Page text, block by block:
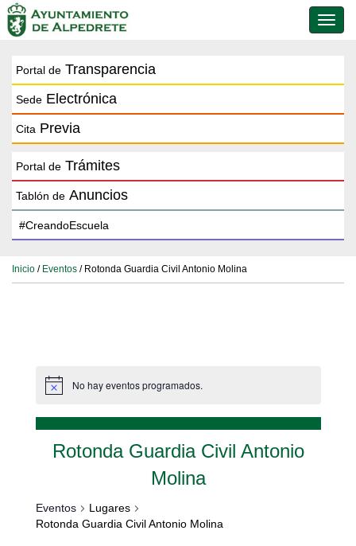
de
Portal de Transparencia
Sede Electrónica
Cita Previa
Portal de Trámites
Tablón de Anuncios
Inicio / Eventos / Rotonda Guardia Civil Antonio Molina
No hay eventos programados.
Rotonda Guardia Civil Antonio
Molina
Eventos
Lugares
Rotonda Guardia Civil Antonio Molina